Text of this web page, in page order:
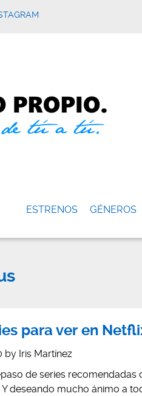
ESTRENOS GÉNEROS
para ver en
by Iris Martínez
de series
Y deseando mucho ánimo a